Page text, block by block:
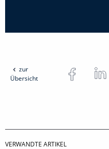
zur
Übersicht
VERWANDTE ARTIKEL